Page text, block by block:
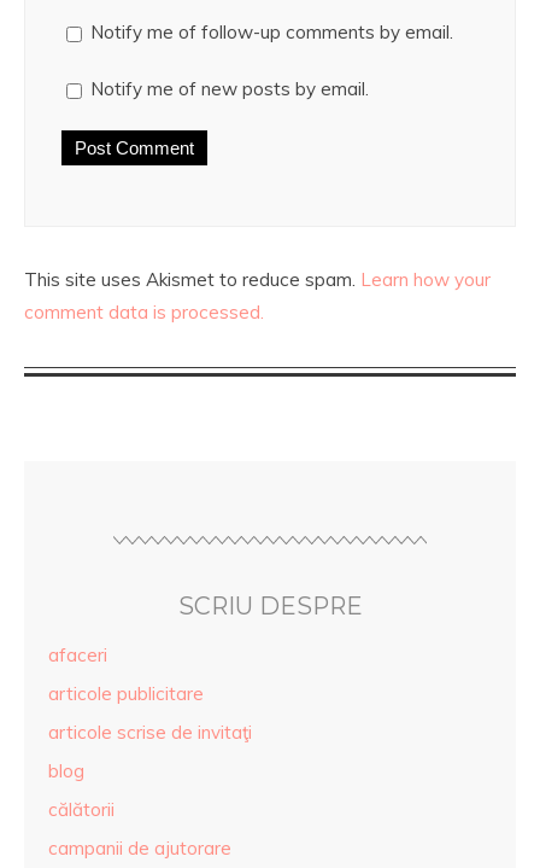
Notify me of follow-up comments by email.
Notify me of new posts by email.
This site uses Akismet to reduce spam. Learn how your
comment data is processed.
SCRIU DESPRE
afaceri
articole publicitare
articole scrise de invitaţi
blog
călătorii
campanii de ajutorare